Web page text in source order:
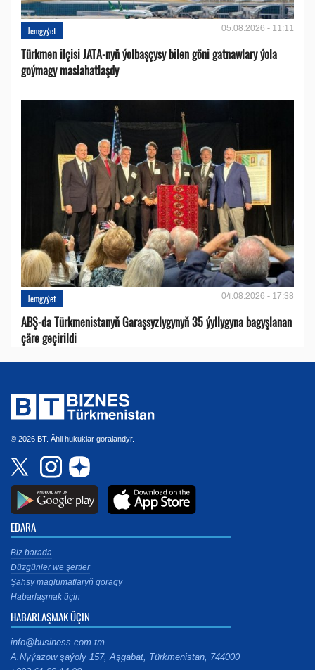
Jemgyýet 05.08.2026 - 11:11
Türkmen ilçisi JATA-nyň ýolbaşçysy bilen göni gatnawlary ýola
goýmagy maslahatlaşdy
Jemgyýet 04.08.2026 - 17:38
ABŞ-da Türkmenistanyň Garaşsyzlygynyň 35 ýyllygyna bagyşlanan
çäre geçirildi
© 2026 BT. Ähli hukuklar goralandyr.
EDARA
Biz barada
Düzgünler we şertler
Şahsy maglumatlaryň goragy
Habarlaşmak üçin
HABARLAŞMAK ÜÇIN
info@business.com.tm
A.Nyýazow şaýoly 157, Aşgabat, Türkmenistan, 744000